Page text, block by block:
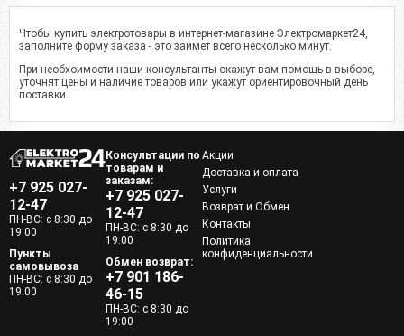
Чтобы купить электротовары в интернет-магазине Электромаркет24,
заполните форму заказа - это займет всего несколько минут.
При необхоимости наши консультанты окажут вам помощь в выборе,
уточнят цены и наличие товаров или укажут ориентировочный день
поставки.
+7 925 027-
12-47
ПН-ВС: с 8:30 до
19:00
Пункты
самовывоза
ПН-ВС: с 8:30 до
19:00
Консультации по
товарам и
заказам:
+7 925 027-
12-47
ПН-ВС: с 8:30 до
19:00
Обмен возврат:
+7 901 186-
46-15
ПН-ВС: с 8:30 до
19:00
Акции
Доставка и оплата
Услуги
Возврат и Обмен
Контакты
Политика
конфиденциальности